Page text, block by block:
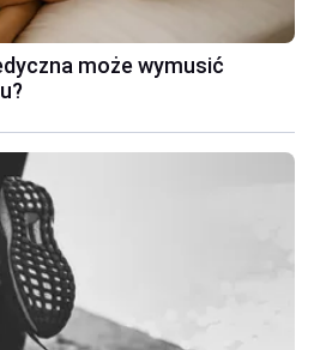
może wymusić